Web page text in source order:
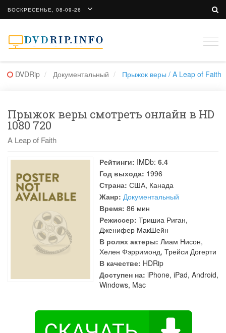
ВОСКРЕСЕНЬЕ, 08-09-26
DVDRip Документальный Прыжок веры / A Leap of Faith
Прыжок веры смотреть онлайн в HD
1080 720
A Leap of Faith
Рейтинги: IMDb: 6.4
Год выхода: 1996
Страна: США, Канада
Жанр: Документальный
Время: 86 мин
Режиссер: Тришиа Риган,
Дженифер МакШейн
В ролях актеры: Лиам Нисон,
Хелен Фэрримонд, Трейси Догерти
В качестве: HDRip
Доступен на: iPhone, iPad, Android,
Windows, Mac